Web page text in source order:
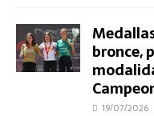
bronce,
19/07/2026